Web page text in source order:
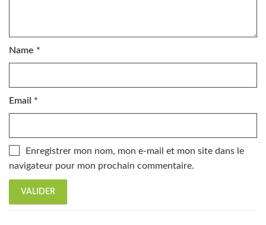
Name *
Email *
Enregistrer mon nom, mon e-mail et mon site dans le
navigateur pour mon prochain commentaire.